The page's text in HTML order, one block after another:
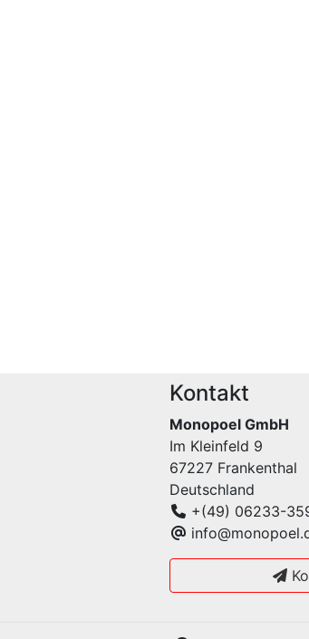
Kontakt
Monopoel GmbH
Im Kleinfeld 9
67227 Frankenthal
Deutschland
+(49) 06233-